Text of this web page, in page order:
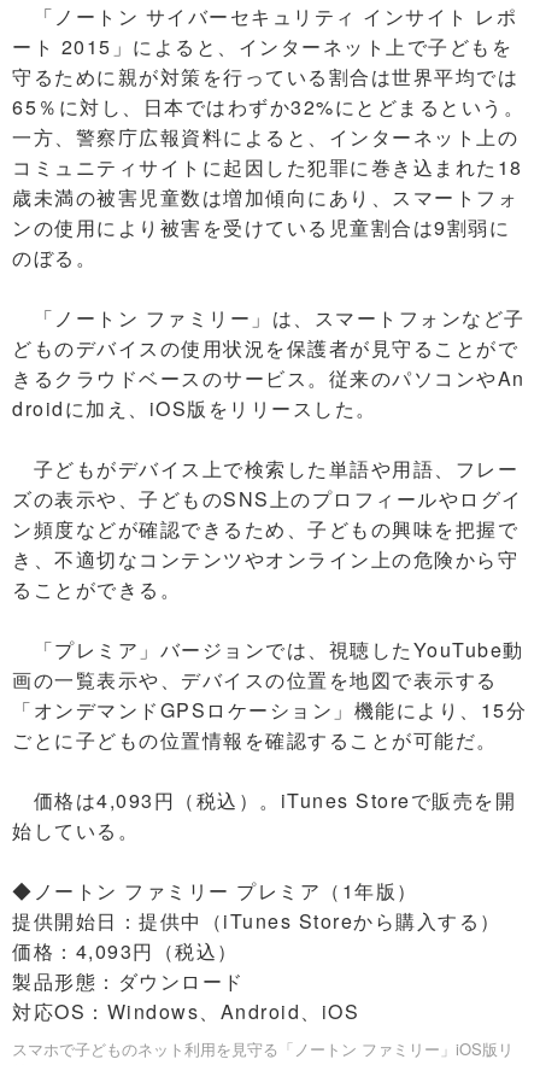
「ノートン サイバーセキュリティ インサイト レポ
ート 2015」によると、インターネット上で子どもを
守るために親が対策を行っている割合は世界平均では
65％に対し、日本ではわずか32%にとどまるという。
一方、警察庁広報資料によると、インターネット上の
コミュニティサイトに起因した犯罪に巻き込まれた18
歳未満の被害児童数は増加傾向にあり、スマートフォ
ンの使用により被害を受けている児童割合は9割弱に
のぼる。
「ノートン ファミリー」は、スマートフォンなど子
どものデバイスの使用状況を保護者が見守ることがで
きるクラウドベースのサービス。従来のパソコンやAn
droidに加え、iOS版をリリースした。
子どもがデバイス上で検索した単語や用語、フレー
ズの表示や、子どものSNS上のプロフィールやログイ
ン頻度などが確認できるため、子どもの興味を把握で
き、不適切なコンテンツやオンライン上の危険から守
ることができる。
「プレミア」バージョンでは、視聴したYouTube動
画の一覧表示や、デバイスの位置を地図で表示する
「オンデマンドGPSロケーション」機能により、15分
ごとに子どもの位置情報を確認することが可能だ。
価格は4,093円（税込）。iTunes Storeで販売を開
始している。
◆ノートン ファミリー プレミア（1年版）
提供開始日：提供中（iTunes Storeから購入する）
価格：4,093円（税込）
製品形態：ダウンロード
対応OS：Windows、Android、iOS
スマホで子どものネット利用を見守る「ノートン ファミリー」iOS版リ